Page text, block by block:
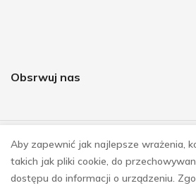
Obsrwuj nas
© COPYRIGHT 2023
Aby zapewnić jak najlepsze wrażenia,
takich jak pliki cookie, do
dostępu do informacji o urządzeniu.